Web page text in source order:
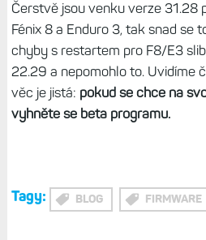
Čerstvě jsou venku verze 31.28
Fénix 8 a Enduro 3, tak snad se
chyby s restartem pro F8/E3
22.29 a nepomohlo to. Uvidíme
věc je jistá: pokud se chce na
vyhněte se beta programu.
Tagy: BLOG FIRMWARE